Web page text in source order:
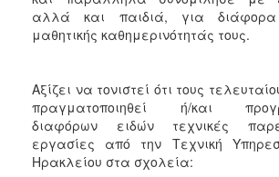
αλλά και παιδιά, για
μαθητικής καθημερινότητάς τους.
Αξίζει να τονιστεί ότι τους
πραγματοποιηθεί ή/και
διαφόρων ειδών τεχνικές
εργασίες από την Τεχνική
Ηρακλείου στα σχολεία: